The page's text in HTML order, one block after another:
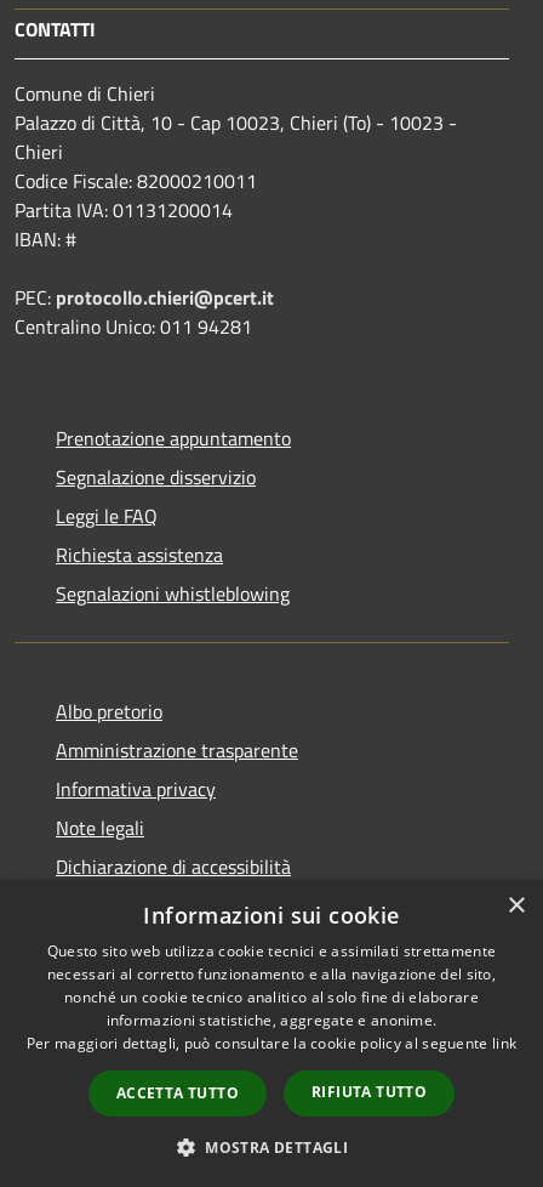
CONTATTI
Comune di Chieri
Palazzo di Città, 10 - Cap 10023, Chieri (To) - 10023 -
Chieri
Codice Fiscale: 82000210011
Partita IVA: 01131200014
IBAN: #
PEC: protocollo.chieri@pcert.it
Centralino Unico: 011 94281
Prenotazione appuntamento
Segnalazione disservizio
Leggi le FAQ
Richiesta assistenza
Segnalazioni whistleblowing
Albo pretorio
Amministrazione trasparente
Informativa privacy
Note legali
Dichiarazione di accessibilità
Meccanismo di Feedback
Accessibilità
Copyright © 2026 • Comune di
Chieri • Powered by
Municipium•
Accesso
redazione
×
Informazioni sui cookie
Questo sito web utilizza cookie tecnici e assimilati strettamente
necessari al corretto funzionamento e alla navigazione del sito,
nonché un cookie tecnico analitico al solo fine di elaborare
informazioni statistiche, aggregate e anonime.
Per maggiori dettagli, può consultare la cookie policy al seguente link
ACCETTA TUTTO RIFIUTA TUTTO
MOSTRA DETTAGLI